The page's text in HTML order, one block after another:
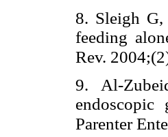
8. Sleigh G,
feeding
Rev.
9. Al-
endoscopic
Parenter